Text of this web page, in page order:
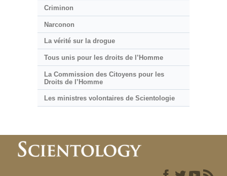
Criminon
Narconon
La vérité sur la drogue
Tous unis pour les droits de l’Homme
La Commission des Citoyens pour les
Droits de l’Homme
Les ministres volontaires de Scientologie